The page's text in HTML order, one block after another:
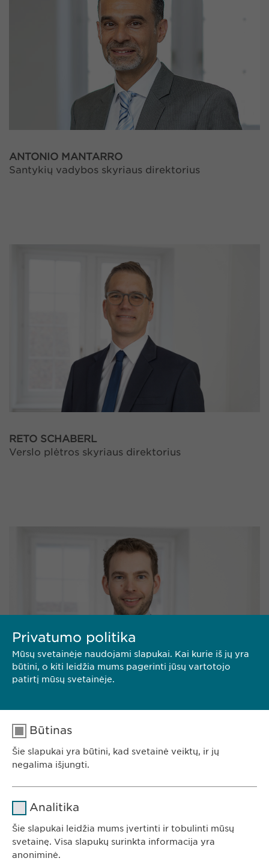
ANTONIO MANTARRO
Santykių vadybos skyriaus direktorius
RETO SCHABERL
Verslo plėtros skyriaus direktorius
Director Finance
Ewopharma UAB
Privatumo politika
Mūsų svetainėje naudojami slapukai. Kai kurie iš jų yra
būtini, o kiti leidžia mums pagerinti jūsų vartotojo
patirtį mūsų svetainėje.
Būtinas
Šie slapukai yra būtini, kad svetainė veiktų, ir jų
negalima išjungti.
Trukmė 1 metai
Analitika
Šie slapukai leidžia mums įvertinti ir tobulinti mūsų
svetainę. Visa slapukų surinkta informacija yra
anoniminė.